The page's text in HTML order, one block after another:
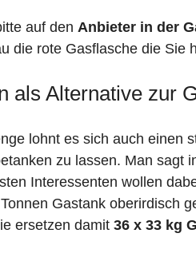
auf den Anbieter in der
die rote Gasflasche die Sie
als Alternative zur
lohnt es sich auch einen
zu lassen. Man sagt
Interessenten wollen
Gastank oberirdisch
ersetzen damit 36 x 33 kg